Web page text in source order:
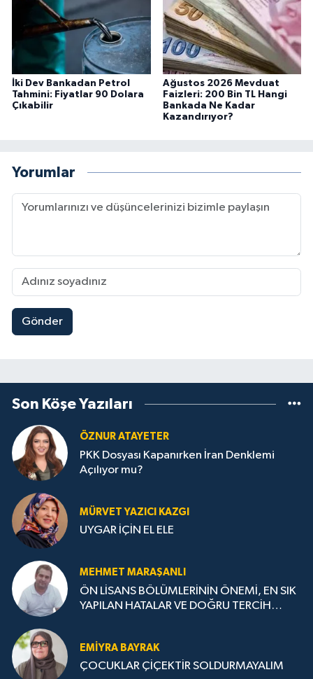
İki Dev Bankadan Petrol
Tahmini: Fiyatlar 90 Dolara
Çıkabilir
Ağustos 2026 Mevduat
Faizleri: 200 Bin TL Hangi
Bankada Ne Kadar
Kazandırıyor?
Yorumlar
Gönder
Son Köşe Yazıları
ÖZNUR ATAYETER
PKK Dosyası Kapanırken İran Denklemi
Açılıyor mu?
MÜRVET YAZICI KAZGI
UYGAR İÇİN EL ELE
MEHMET MARAŞANLI
ÖN LİSANS BÖLÜMLERİNİN ÖNEMİ, EN SIK
YAPILAN HATALAR VE DOĞRU TERCİH
EMIYRA BAYRAK
ÇOCUKLAR ÇİÇEKTİR SOLDURMAYALIM